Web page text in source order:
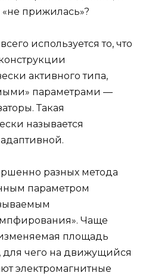
используется то, что
активного типа,
параметрами —
Такая
называется
разных метода
параметром
Чаще
площадь
для чего на движущийся
электромагнитные